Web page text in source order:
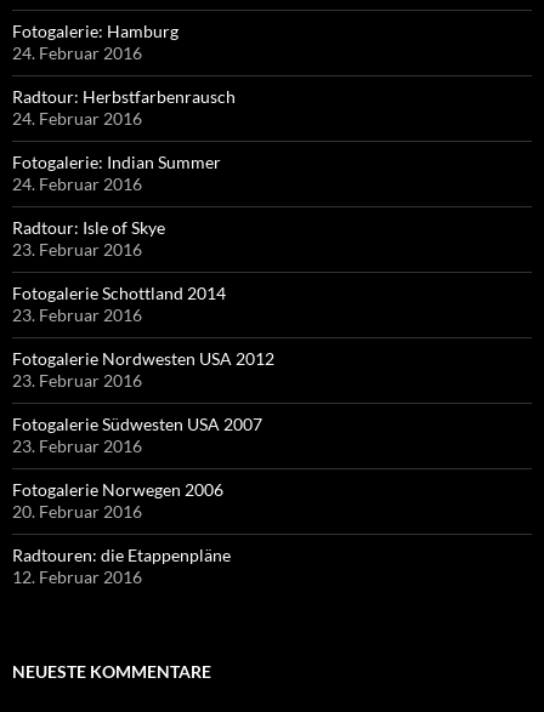
Fotogalerie: Hamburg
24. Februar 2016
Radtour: Herbstfarbenrausch
24. Februar 2016
Fotogalerie: Indian Summer
24. Februar 2016
Radtour: Isle of Skye
23. Februar 2016
Fotogalerie Schottland 2014
23. Februar 2016
Fotogalerie Nordwesten USA 2012
23. Februar 2016
Fotogalerie Südwesten USA 2007
23. Februar 2016
Fotogalerie Norwegen 2006
20. Februar 2016
Radtouren: die Etappenpläne
12. Februar 2016
NEUESTE KOMMENTARE